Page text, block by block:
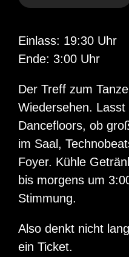
Einlass: 19:30 Uhr
Ende: 3:00 Uhr
Der Treff zum
Wiedersehen.
Dancefloors, ob
im Saal,
Foyer. Kühle
bis morgens um
Stimmung.
Also denkt nicht
ein Ticket.